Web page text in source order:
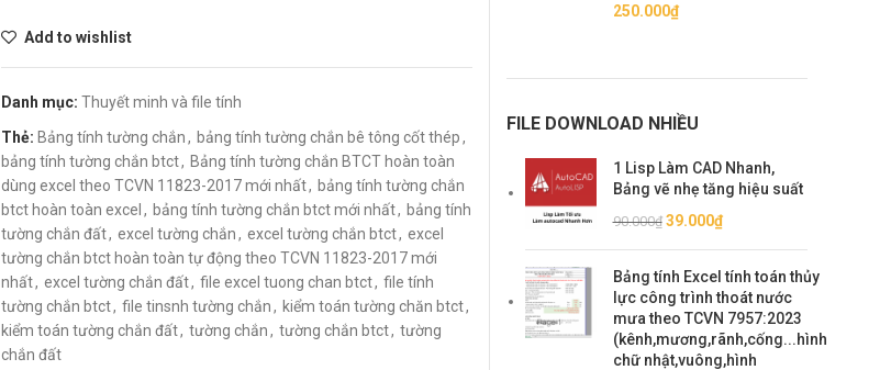
Add to wishlist
Danh mục: Thuyết minh và file tính
Thẻ: Bảng tính tường chắn , bảng tính tường chắn bê tông cốt thép ,
bảng tính tường chắn btct, Bảng tính tường chắn BTCT hoàn toàn
dùng excel theo TCVN 11823-2017 mới nhất, bảng tính tường chắn
btct hoàn toàn excel , bảng tính tường chắn btct mới nhất, bảng tính
tường chắn đất, excel tường chắn , excel tường chắn btct, excel
tường chắn btct hoàn toàn tự động theo TCVN 11823-2017 mới
nhất, excel tường chắn đất, file excel tuong chan btct, file tính
tường chắn btct, file tinsnh tường chắn , kiểm toán tường chăn btct,
kiểm toán tường chắn đất, tường chắn , tường chắn btct, tường
chắn đất
250.000₫
FILE DOWNLOAD NHIỀU
1 Lisp Làm CAD Nhanh,
Bảng vẽ nhẹ tăng hiệu suất
90.000₫ Giá
là:
90.000₫.
39.000₫Giá
tại
là:
39.000₫.
Bảng tính Excel tính toán thủy
lực công trình thoát nước
mưa theo TCVN 7957:2023
(kênh,mương,rãnh,cống...hình
chữ nhật,vuông,hình